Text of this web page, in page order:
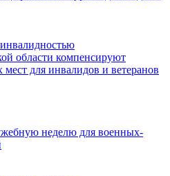
области компенсируют
мест для инвалидов и ветеранов
неделю для военных-